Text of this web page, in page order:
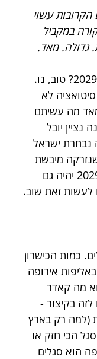
שלנו ל-10 שנים הקרובות עשוי
במקביל
גדולה. מאד.
תגידו, איפה הייתם ב-16 לספטמבר 2029? טוב, נו.
לא
מאד מה עשיתם
יובל
נבחרת ישראל
מיבשת
אסיה. באותו זמן ממש, יורובאסקט 2029 יהיה גם
לעשות זאת שוב.
כמות הכישרון
אירופה
מה קאדר
בקיצור -
(למה רק בארץ
הכי חזק או
הוא סגלים